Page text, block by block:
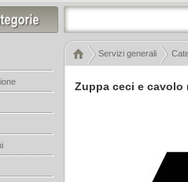
Zuppa ceci e cavolo
Servizi generali